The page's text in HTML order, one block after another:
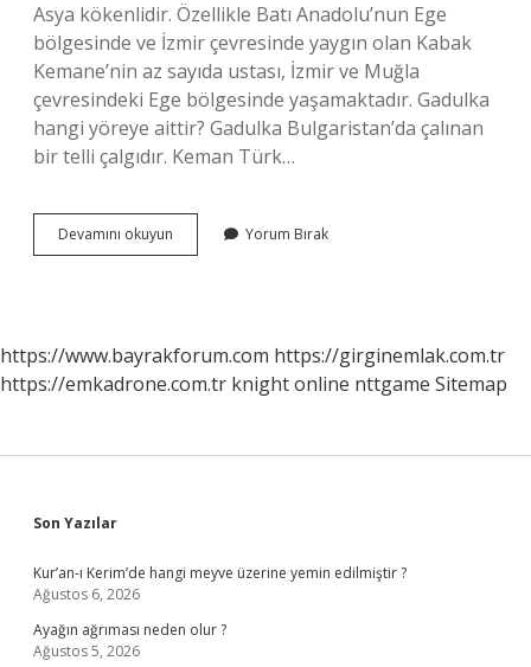
Asya kökenlidir. Özellikle Batı Anadolu’nun Ege
bölgesinde ve İzmir çevresinde yaygın olan Kabak
Kemane’nin az sayıda ustası, İzmir ve Muğla
çevresindeki Ege bölgesinde yaşamaktadır. Gadulka
hangi yöreye aittir? Gadulka Bulgaristan’da çalınan
bir telli çalgıdır. Keman Türk…
Devamını okuyun Kemane
Hangi
Yorum Bırak
https://www.bayrakforum.com https://girginemlak.com.tr
https://emkadrone.com.tr knight online nttgame Sitemap
Sidebar
Son Yazılar
Kur’an-ı Kerim’de hangi meyve üzerine yemin edilmiştir ?
Ağustos 6, 2026
Ayağın ağrıması neden olur ?
Ağustos 5, 2026